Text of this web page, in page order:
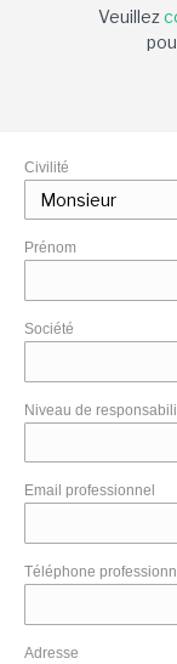
Veuillez
Civilité
Prénom
Société
Niveau de
Email professionnel
Téléphone
Adresse